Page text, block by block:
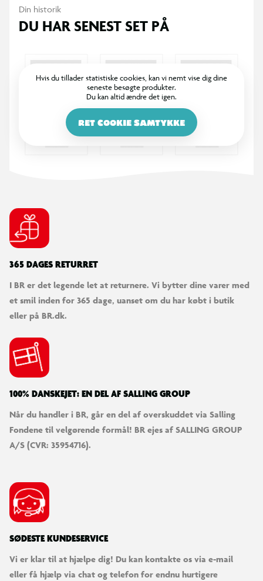
I BR er det legende let at returnere. Vi bytter dine varer med
et smil inden for 365 dage, uanset om du har købt i butik
100% DANSKEJET: EN DEL AF SALLING GROUP
Når du handler i BR, går en del af overskuddet via Salling
Vi er klar til at hjælpe dig! Du kan kontakte os via e-mail
eller få hjælp via chat og telefon for endnu hurtigere
betjening.
KUNDESERVICE
Kontakt os
Levering
Ordrestatus
Bestilling, betaling & gavekort
Handelsbetingelser
Fortrydelsesret